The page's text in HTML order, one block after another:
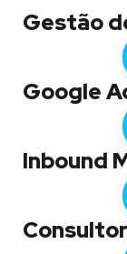
Gestão
Google
Inbound